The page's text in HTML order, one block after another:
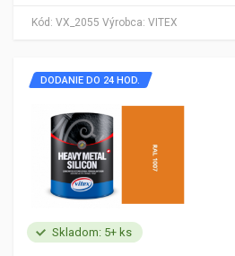
Kód: VX_2055 Výrobca: VITEX
Skladom: 5+ ks
DODANIE DO 24 HOD.